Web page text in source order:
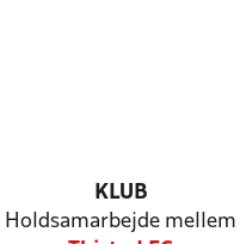
KLUB
Holdsamarbejde mellem